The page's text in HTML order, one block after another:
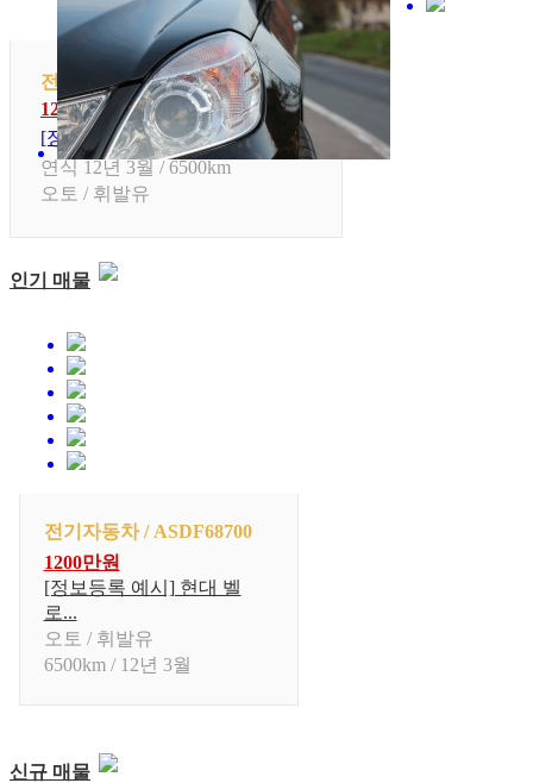
전기자동차 / ASDF68700
1200만원
[정보등록 예시] 현대 벨로스...
연식 12년 3월 / 6500km
오토 / 휘발유
인기 매물
전기자동차 / ASDF68700
1200만원
[정보등록 예시] 현대 벨
로...
오토 / 휘발유
6500km / 12년 3월
신규 매물